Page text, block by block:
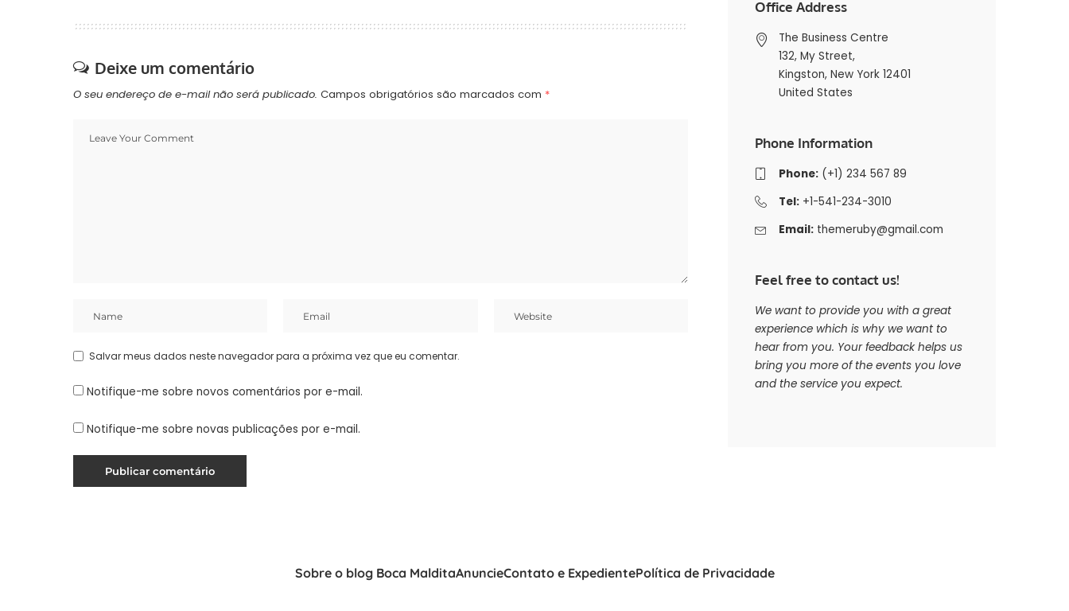
Deixe um comentário
O seu endereço de e-mail não será publicado. Campos obrigatórios são marcados com *
Salvar meus dados neste navegador para a próxima vez que eu comentar.
Notifique-me sobre novos comentários por e-mail.
Notifique-me sobre novas publicações por e-mail.
Office Address
The Business Centre
132, My Street,
Kingston, New York 12401
United States
Phone Information
Phone:(+1) 234 567 89
Tel:+1-541-234-3010
Email: themeruby@gmail.com
Feel free to contact us!
We want to provide you with a great
experience which is why we want to
hear from you. Your feedback helps us
bring you more of the events you love
and the service you expect.
Sobre o blog Boca MalditaAnuncieContato e ExpedientePolítica de Privacidade